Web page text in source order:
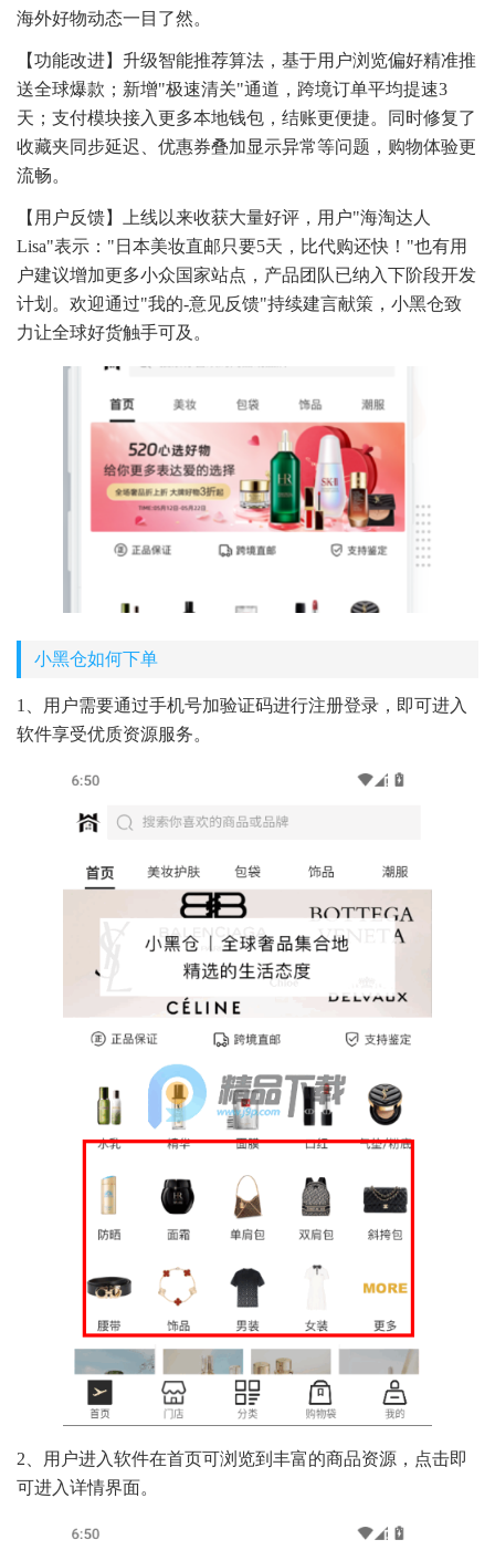
海外好物动态一目了然。
【功能改进】升级智能推荐算法，基于用户浏览偏好精准推
送全球爆款；新增"极速清关"通道，跨境订单平均提速3
天；支付模块接入更多本地钱包，结账更便捷。同时修复了
收藏夹同步延迟、优惠券叠加显示异常等问题，购物体验更
流畅。
【用户反馈】上线以来收获大量好评，用户"海淘达人
Lisa"表示："日本美妆直邮只要5天，比代购还快！"也有用
户建议增加更多小众国家站点，产品团队已纳入下阶段开发
计划。欢迎通过"我的-意见反馈"持续建言献策，小黑仓致
力让全球好货触手可及。
小黑仓如何下单
1、用户需要通过手机号加验证码进行注册登录，即可进入
软件享受优质资源服务。
2、用户进入软件在首页可浏览到丰富的商品资源，点击即
可进入详情界面。